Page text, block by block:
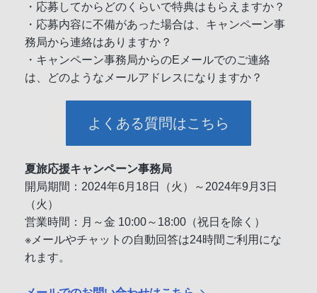
・応募してからどのくらいで特典はもらえますか？
・応募内容に不備があった場合は、キャンペーン事
務局から連絡はありますか？
・キャンペーン事務局からのEメールでのご連絡
は、どのようなメールアドレスになりますか？
よくある質問はこちら
夏旅応援キャンペーン事務局
開局期間：2024年6月18日（火）～2024年9月3日
（火）
営業時間：月～金 10:00～18:00（祝日を除く）
※メールやチャットの自動回答は24時間ご利用にな
れます。